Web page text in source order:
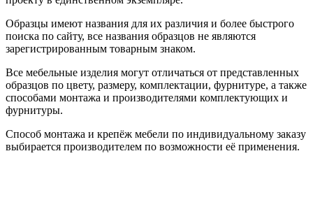
Образцы имеют названия для их различия и более быстрого
поиска по сайту, все названия образцов не являются
зарегистрированным товарным знаком.
Все мебельные изделия могут отличаться от представленных
образцов по цвету, размеру, комплектации, фурнитуре, а также
способами монтажа и производителями комплектующих и
фурнитуры.
Способ монтажа и крепёж мебели по индивидуальному заказу
выбирается производителем по возможности её применения.